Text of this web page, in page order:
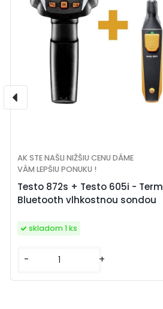
Testo 872s + Testo 605i -
Bluetooth vlhkostnou sondou
AK STE NAŠLI NIŽŠIU CENU DÁME
VÁM LEPŠIU PONUKU !
- +
skladom 1 ks